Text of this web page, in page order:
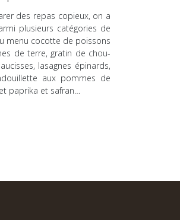
des repas copieux, on a
plusieurs catégories de
menu cocotte de poissons
de terre, gratin de chou-
lasagnes épinards,
aux pommes de
paprika et safran…